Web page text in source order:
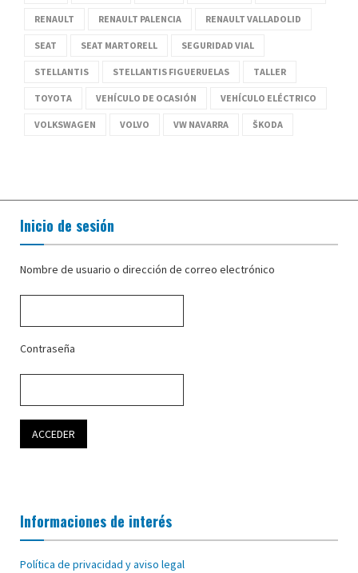
RENAULT RENAULT PALENCIA RENAULT VALLADOLID
SEAT SEAT MARTORELL SEGURIDAD VIAL
STELLANTIS STELLANTIS FIGUERUELAS TALLER
TOYOTA VEHÍCULO DE OCASIÓN VEHÍCULO ELÉCTRICO
VOLKSWAGEN VOLVO VW NAVARRA ŠKODA
Inicio de sesión
Nombre de usuario o dirección de correo electrónico
Contraseña
Informaciones de interés
Política de privacidad y aviso legal